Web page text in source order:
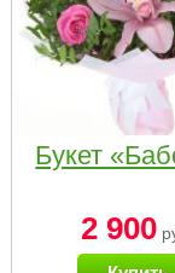
Букет
2 900